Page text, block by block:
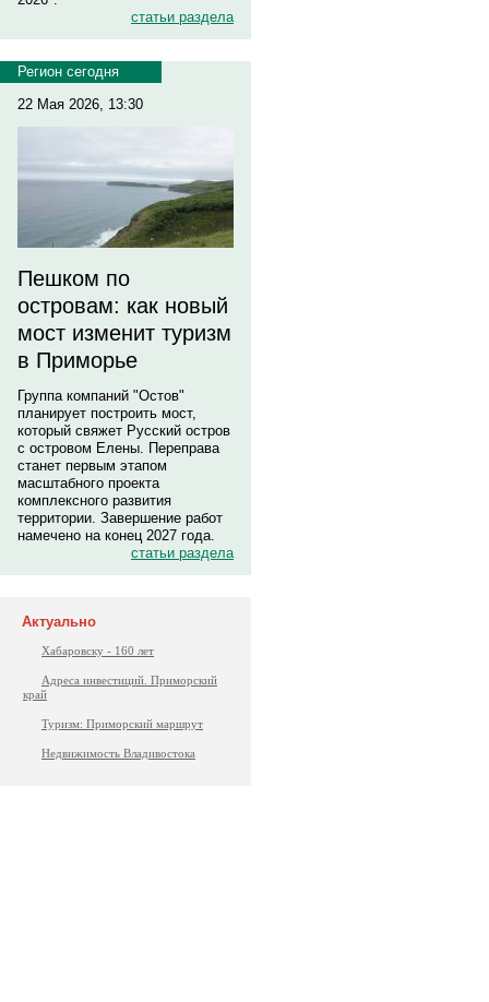
статьи раздела
Регион сегодня
22 Мая 2026, 13:30
Пешком по
островам: как новый
мост изменит туризм
в Приморье
Группа компаний "Остов"
планирует построить мост,
который свяжет Русский остров
с островом Елены. Переправа
станет первым этапом
масштабного проекта
комплексного развития
территории. Завершение работ
намечено на конец 2027 года.
статьи раздела
Актуально
Хабаровску - 160 лет
Адреса инвестиций. Приморский
край
Туризм: Приморский маршрут
Недвижимость Владивостока